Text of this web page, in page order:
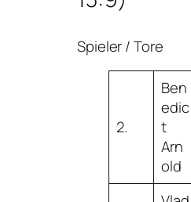
Spieler / Tore
2.
Ben
edic
t
Arn
old